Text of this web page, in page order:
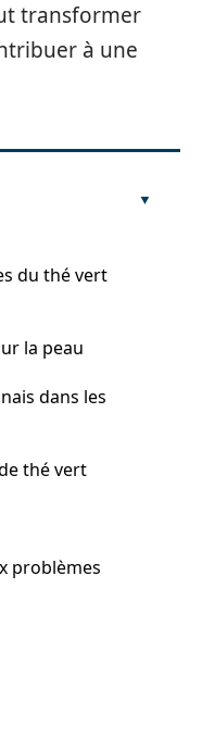
transformer
à une
du thé vert
la peau
dans les
thé vert
problèmes